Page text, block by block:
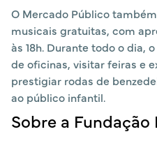
O Mercado Público
musicais gratuitas, com
às 18h. Durante todo o dia,
de oficinas, visitar feiras e
prestigiar rodas de
ao público infantil.
Sobre a Fundação